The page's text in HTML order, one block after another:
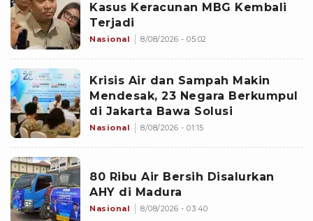
Kasus Keracunan MBG Kembali
Terjadi
Nasional 8/08/2026 - 05:02
Krisis Air dan Sampah Makin
Mendesak, 23 Negara Berkumpul
di Jakarta Bawa Solusi
Nasional 8/08/2026 - 01:15
80 Ribu Air Bersih Disalurkan
AHY di Madura
Nasional 8/08/2026 - 03:40